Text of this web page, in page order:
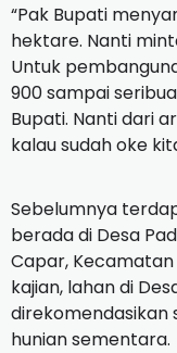
“Pak Bupati
hektare. Nanti
Untuk
900 sampai
Bupati. Nanti dari
kalau sudah oke
Sebelumnya
berada di Desa
Capar,
kajian, lahan di
direkomendasikan
hunian sementara.